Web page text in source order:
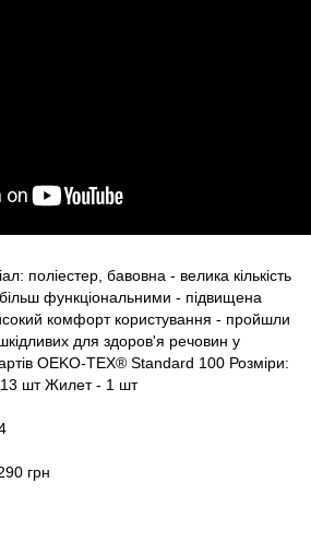
поліестер, бавовна - велика кількість
функціональними - підвищена
комфорт користування - пройшли
для здоров'я речовин у
OEKO-TEX® Standard 100 Розміри:
шт Жилет - 1 шт
грн